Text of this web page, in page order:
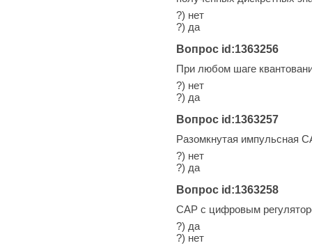
?) нет
?) да
Вопрос id:1363256
При любом шаге
?) нет
?) да
Вопрос id:1363257
Разомкнутая импульсная
?) нет
?) да
Вопрос id:1363258
САР с цифровым
?) да
?) нет